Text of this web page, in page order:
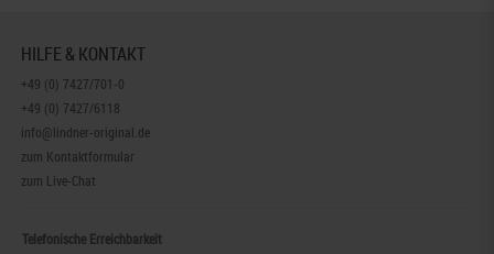
HILFE & KONTAKT
+49 (0) 7427/701-0
+49 (0) 7427/6118
info@lindner-original.de
zum Kontaktformular
zum Live-Chat
Telefonische Erreichbarkeit